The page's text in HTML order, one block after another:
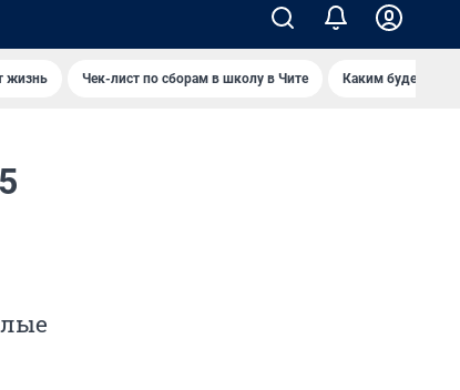
жизнь Чек-лист по сборам в школу в Чите Каким будет